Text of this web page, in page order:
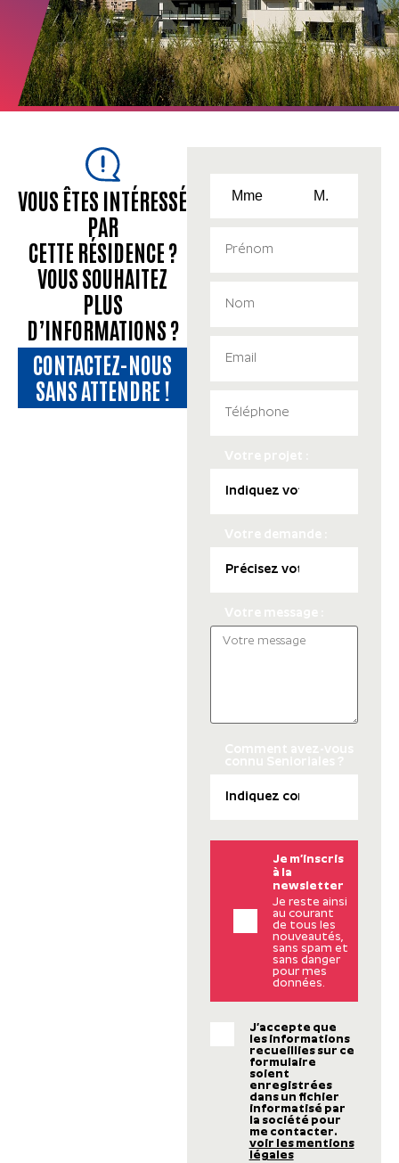
VOUS ÊTES INTÉRESSÉ
PAR
CETTE RÉSIDENCE ?
VOUS SOUHAITEZ
PLUS
D’INFORMATIONS ?
CONTACTEZ-NOUS
SANS ATTENDRE !
Mme M.
Je m’inscris
à la
newsletter
Je reste ainsi
au courant
de tous les
nouveautés,
sans spam et
sans danger
pour mes
données.
J’accepte que
les informations
recueillies sur ce
formulaire
soient
enregistrées
dans un fichier
informatisé par
la société pour
me contacter.
voir les mentions
légales